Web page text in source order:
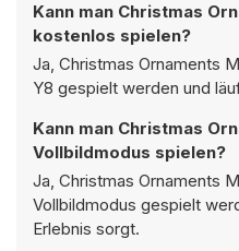
Kann man Christmas
kostenlos spielen?
Ja, Christmas Ornaments
Y8 gespielt werden und
Kann man Christmas
Vollbildmodus spielen?
Ja, Christmas Ornaments
Vollbildmodus gespielt
Erlebnis sorgt.